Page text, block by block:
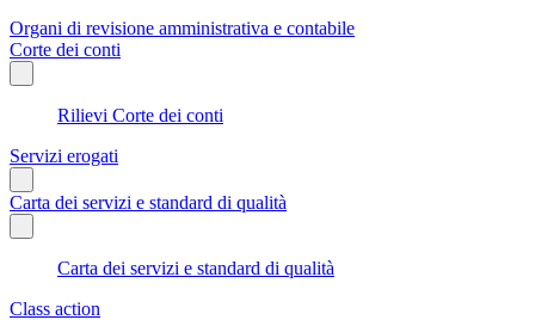
Organi di revisione amministrativa e contabile
Corte dei conti
Rilievi Corte dei conti
Servizi erogati
Carta dei servizi e standard di qualità
Carta dei servizi e standard di qualità
Class action